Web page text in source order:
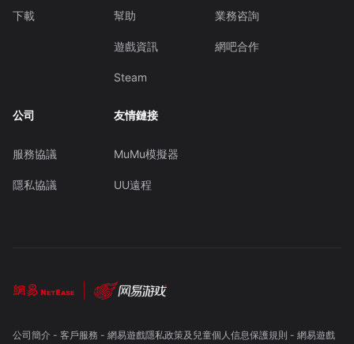
下載 幫助
遊戲資訊
Steam
業務咨詢
網吧合作
公司
服務協議
隱私協議
友情鏈接
MuMu模擬器
UU遠程
公司簡介- 客戶服務 - 網易遊戲隱私政策及兒童個人信息保護規則 - 網易遊戲